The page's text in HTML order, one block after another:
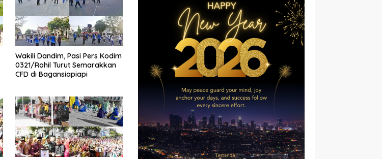
Wakili Dandim, Pasi Pers Kodim
0321/Rohil Turut Semarakkan
CFD di Bagansiapiapi